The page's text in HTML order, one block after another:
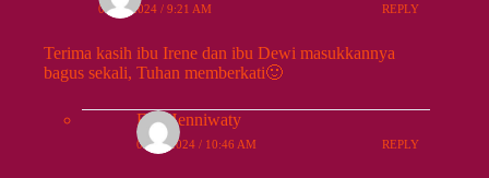
09/13/2024 / 9:21 AM REPLY
Terima kasih ibu Irene dan ibu Dewi masukkannya
bagus sekali, Tuhan memberkati🙂
Evi Henniwaty
09/13/2024 / 10:46 AM REPLY